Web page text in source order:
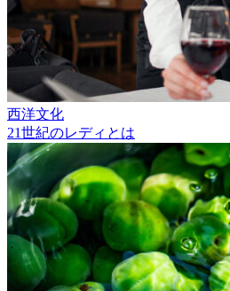
西洋文化
21世紀のレディとは